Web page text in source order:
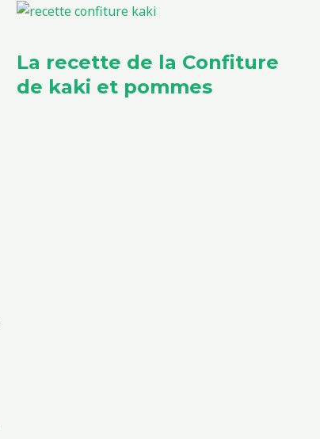
La recette de la Confiture
de kaki et pommes